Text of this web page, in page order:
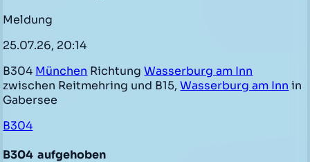
Meldung
25.07.26, 20:14
B304 München RichtungWasserburg am Inn
zwischen Reitmehring und B15,Wasserburg am Inn in
Gabersee
B304
B304 aufgehoben